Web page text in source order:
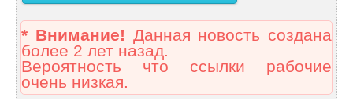
* Внимание! Данная новость создана
более 2 лет назад.
Вероятность что ссылки рабочие
очень низкая.